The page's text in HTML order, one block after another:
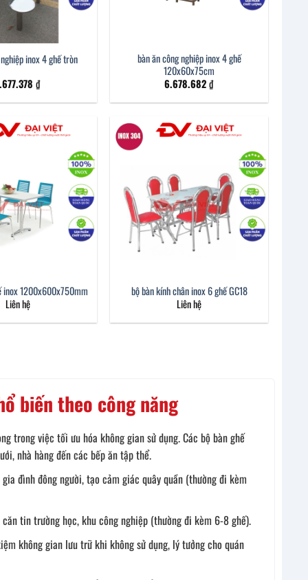
inox 4 ghế tròn
₫
bàn ăn công nghiệp inox 4 ghế
120x60x75cm
6.678.682₫
inox 1200x600x750mm
Liên hệ
bộ bàn kính chân inox 6 ghế GC18
Liên hệ
biến theo công năng
trong việc tối ưu hóa không gian sử dụng. Các bộ bàn ghế
nhà hàng đến các bếp ăn tập thể.
đình đông người, tạo cảm giác quây quần (thường đi kèm
tin trường học, khu công nghiệp (thường đi kèm 6-8 ghế).
không gian lưu trữ khi không sử dụng, lý tưởng cho quán